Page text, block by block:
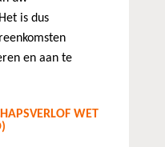
is dus
en aan te
WET